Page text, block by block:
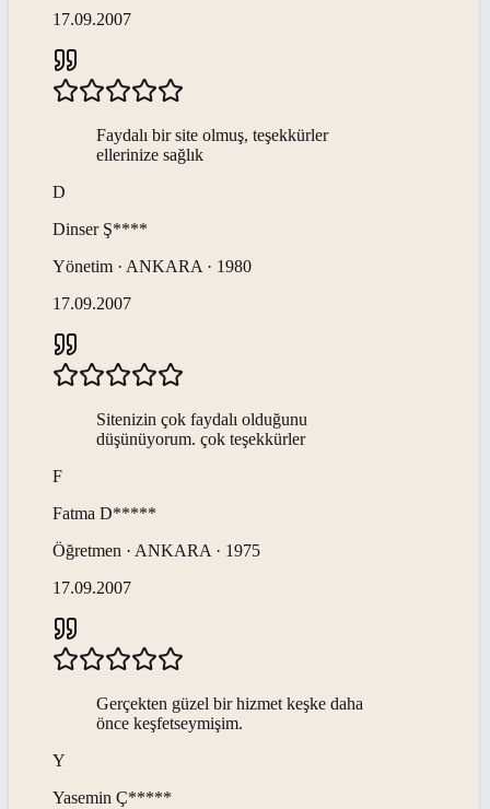
17.09.2007
Faydalı bir site olmuş, teşekkürler
ellerinize sağlık
D
Dinser Ş****
Yönetim · ANKARA · 1980
17.09.2007
Sitenizin çok faydalı olduğunu
düşünüyorum. çok teşekkürler
F
Fatma D*****
Öğretmen · ANKARA · 1975
17.09.2007
Gerçekten güzel bir hizmet keşke daha
önce keşfetseymişim.
Y
Yasemin Ç*****